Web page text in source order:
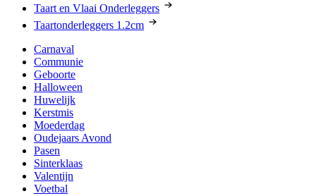
Taart en Vlaai Onderleggers
Taartonderleggers 1.2cm
Carnaval
Communie
Geboorte
Halloween
Huwelijk
Kerstmis
Moederdag
Oudejaars Avond
Pasen
Sinterklaas
Valentijn
Voetbal